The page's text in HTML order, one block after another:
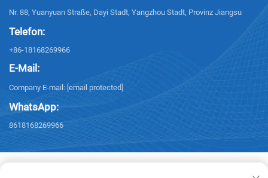
Nr. 88, Yuanyuan Straße, Dayi Stadt, Yangzhou Stadt, Provinz Jiangsu
Telefon:
+86-18168269966
E-Mail:
Company E-mail: [email protected]
WhatsApp:
8618168269966